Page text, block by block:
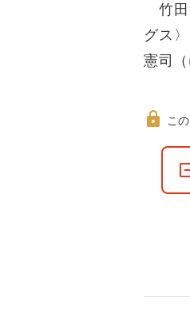
竹田
グス
憲司
て
こ